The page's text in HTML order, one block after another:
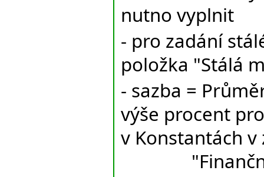
nutno vyplnit
- pro zadání
položka "Stálá
- sazba =
výše procent
v Konstantách v